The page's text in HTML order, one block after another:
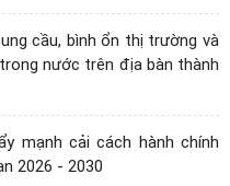
cầu, bình ổn thị trường và
nước trên địa bàn thành
mạnh cải cách hành chính
2026 - 2030